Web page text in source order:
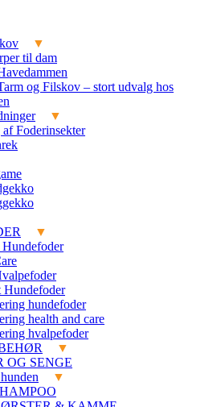
til dam
og Filskov – stort udvalg hos
af Foderinsekter
hundefoder
health and care
hvalpefoder
OG SENGE